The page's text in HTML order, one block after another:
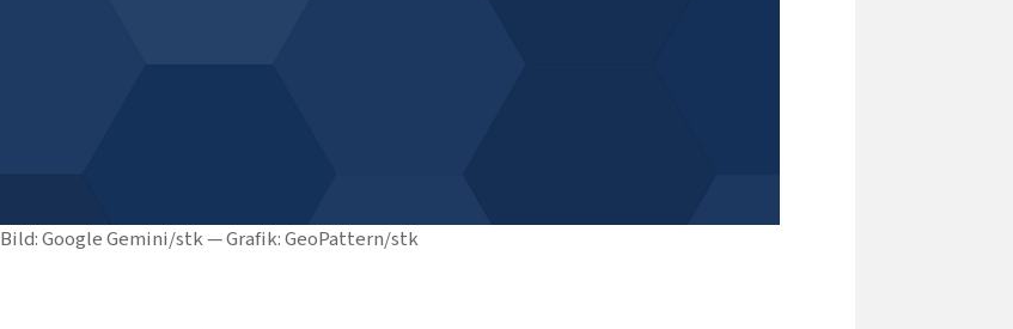
Bild: Google Gemini/stk — Grafik: GeoPattern/stk